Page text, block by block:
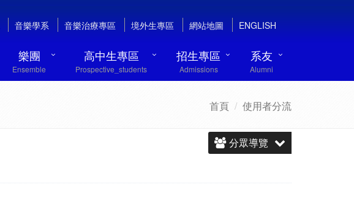
音樂學系 音樂治療專區 境外生專區 網站地圖 ENGLISH
樂團
Ensemble
高中生專區
Prospective_students
招生專區
Admissions
系友
Alumni
首頁 使用者分流
分眾導覽